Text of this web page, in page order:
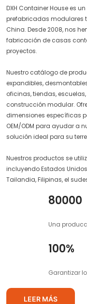
DXH Container House es
prefabricadas modulares
China. Desde 2008, nos
fabricación de casas
proyectos.
Nuestro catálogo de
expandibles,
oficinas, tiendas,
construcción modular.
dimensiones específicas
OEM/ODM para ayudar a
solución ideal para su
Nuestros productos se
incluyendo Estados
Tailandia, Filipinas, el
80000
Una
100%
Garantizar
LEER MÁS